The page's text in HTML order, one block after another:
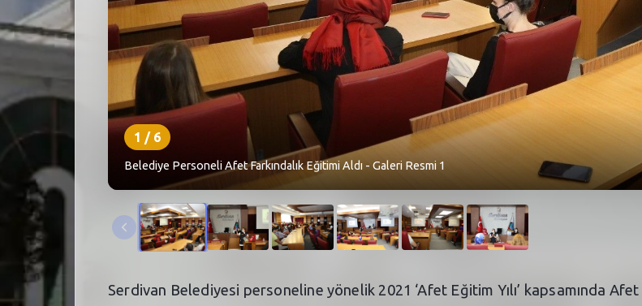
1 / 6
Belediye Personeli Afet Farkındalık Eğitimi Aldı - Galeri Resmi 1
Serdivan Belediyesi personeline yönelik 2021 ‘Afet Eğitim Yılı’ kapsamında